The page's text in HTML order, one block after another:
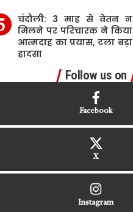
चंदौली: 3 माह से वेतन न
मिलने पर परिचारक ने किया
आत्मदाह का प्रयास, टला बड़ा
हादसा
Follow us on
Facebook
X
Instagram